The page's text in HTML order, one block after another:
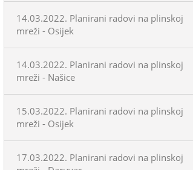
14.03.2022. Planirani radovi na plinskoj
mreži - Osijek
14.03.2022. Planirani radovi na plinskoj
mreži - Našice
15.03.2022. Planirani radovi na plinskoj
mreži - Osijek
17.03.2022. Planirani radovi na plinskoj